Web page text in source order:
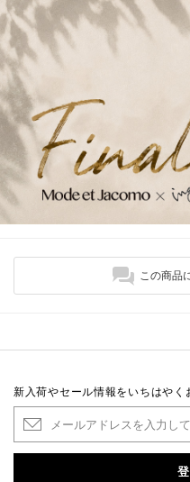
この商品
新入荷やセール情報をいちはやく